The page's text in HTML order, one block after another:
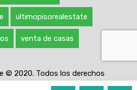
ultimopisorealestate
venta de casas
© 2020. Todos los derechos